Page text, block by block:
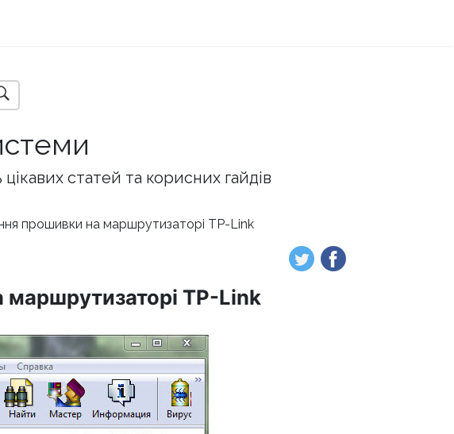
статей та корисних гайдів
прошивки на маршрутизаторі TP-Link
маршрутизаторі TP-Link